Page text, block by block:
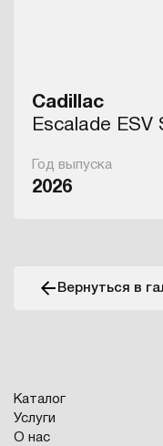
Cadillac
Escalade ESV
Год выпуска
2026
Вернуться в
Каталог
Услуги
О нас